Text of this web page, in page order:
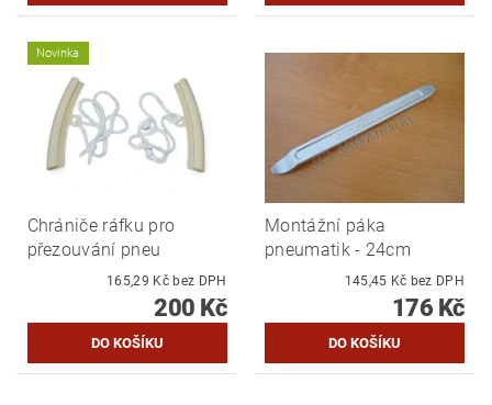
Novinka
Chrániče ráfku pro
přezouvání pneu
165,29 Kč bez DPH
200 Kč
Montážní páka
pneumatik - 24cm
145,45 Kč bez DPH
176 Kč